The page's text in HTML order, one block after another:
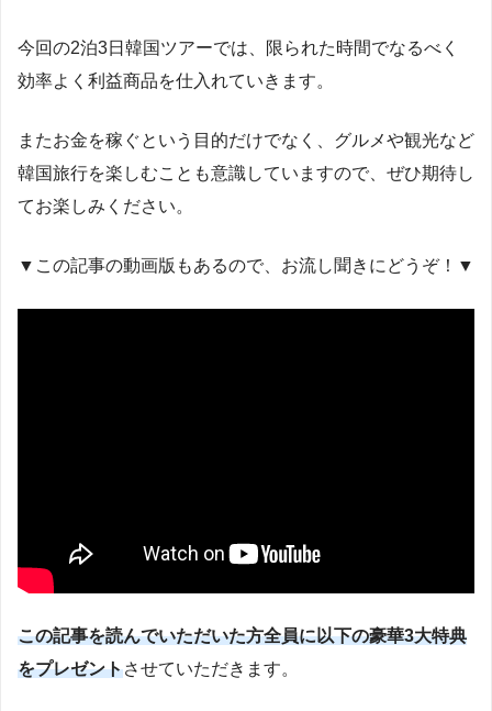
今回の2泊3日韓国ツアーでは、限られた時間でなるべく
効率よく利益商品を仕入れていきます。
またお金を稼ぐという目的だけでなく、グルメや観光など
韓国旅行を楽しむことも意識していますので、ぜひ期待し
てお楽しみください。
▼この記事の動画版もあるので、お流し聞きにどうぞ！▼
この記事を読んでいただいた方全員に以下の豪華3大特典
をプレゼントさせていただきます。